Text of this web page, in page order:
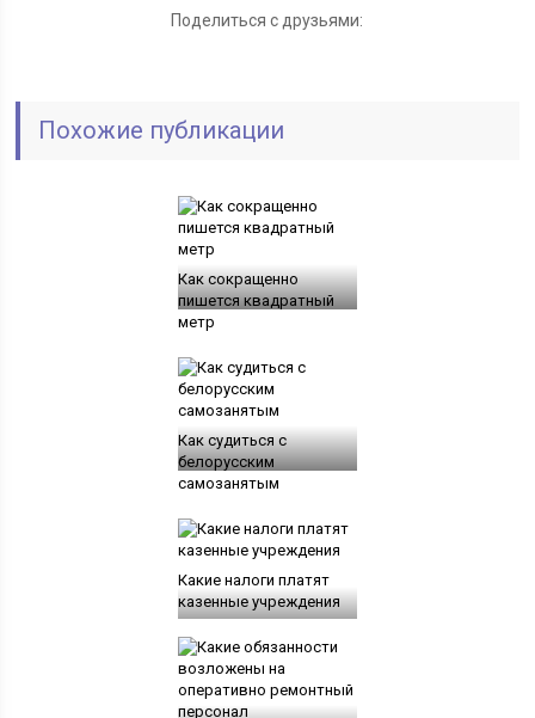
Поделиться с друзьями:
Похожие публикации
Как сокращенно
пишется квадратный
метр
Как судиться с
белорусским
самозанятым
Какие налоги платят
казенные учреждения